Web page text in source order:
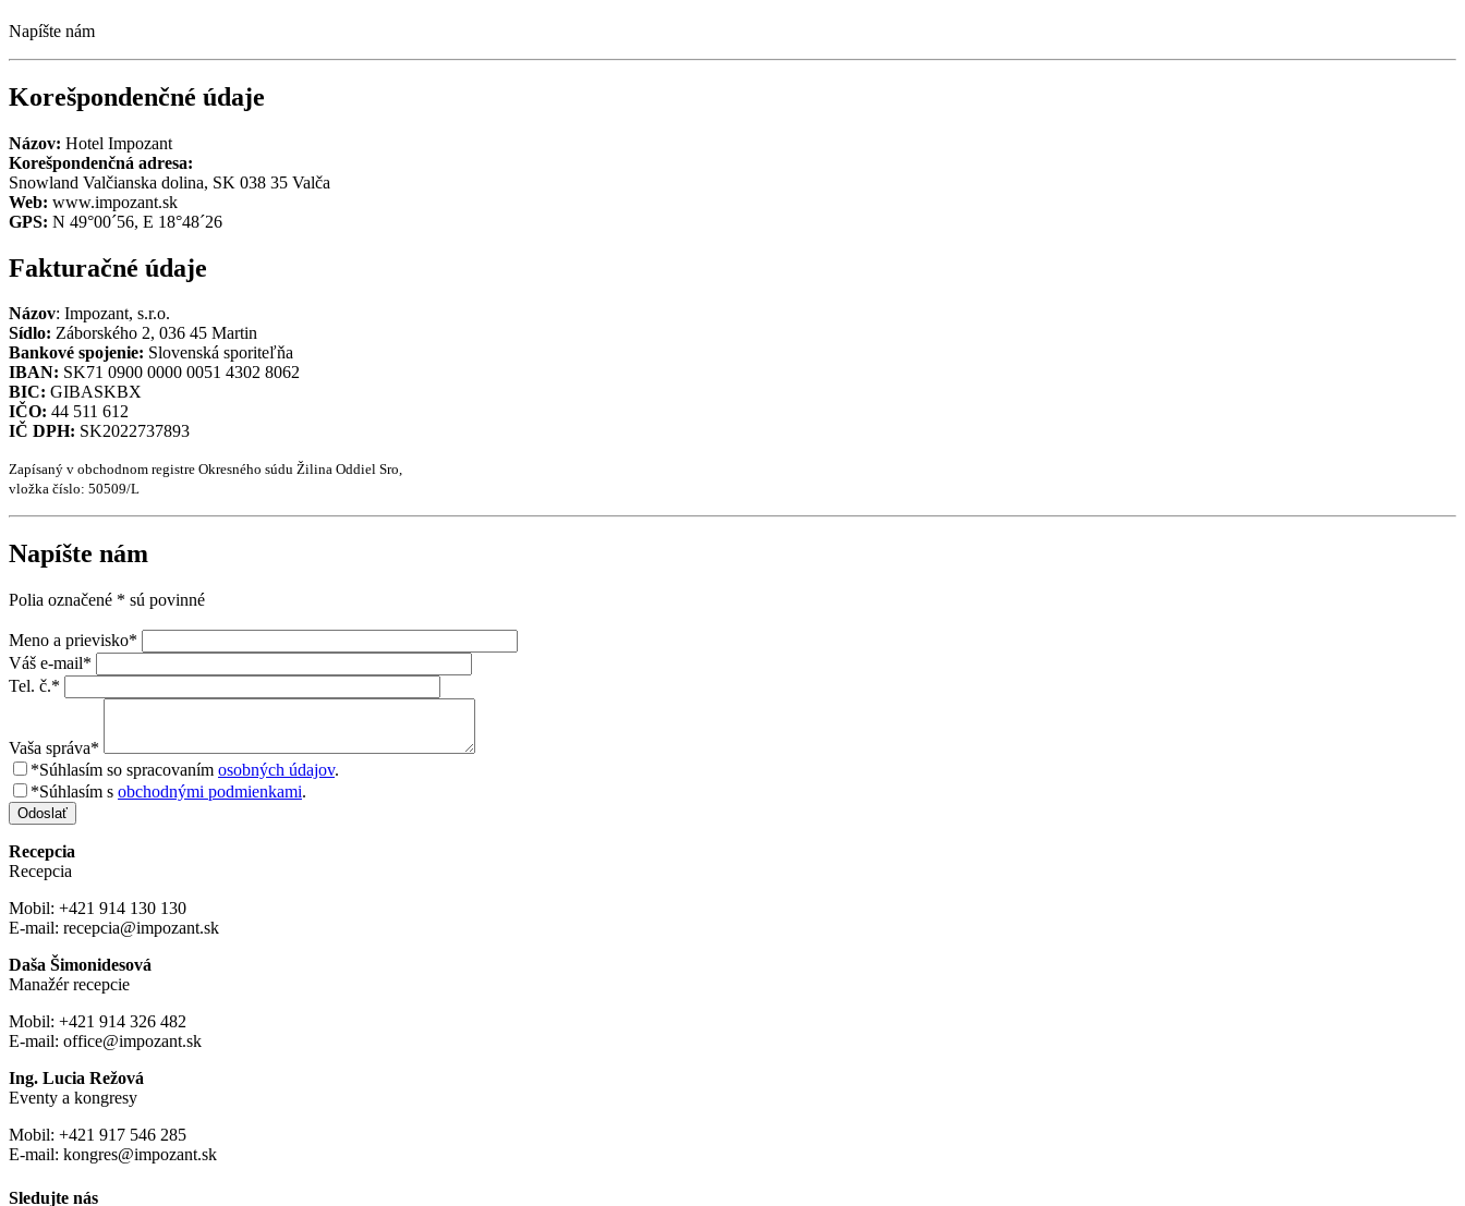
Napíšte nám
Korešpondenčné údaje
Názov: Hotel Impozant
Korešpondenčná adresa:
Snowland Valčianska dolina, SK 038 35 Valča
Web: www.impozant.sk
GPS: N 49°00´56, E 18°48´26
Fakturačné údaje
Názov: Impozant, s.r.o.
Sídlo: Záborského 2, 036 45 Martin
Bankové spojenie: Slovenská sporiteľňa
IBAN: SK71 0900 0000 0051 4302 8062
BIC: GIBASKBX
IČO: 44 511 612
IČ DPH: SK2022737893
Zapísaný v obchodnom registre Okresného súdu Žilina Oddiel Sro,
vložka číslo: 50509/L
Napíšte nám
Polia označené * sú povinné
Meno a prievisko*
Váš e-mail*
Tel. č.*
Vaša správa*
*Súhlasím so spracovaním osobných údajov.
*Súhlasím s obchodnými podmienkami.
Odoslať
Recepcia
Recepcia
Mobil: +421 914 130 130
E-mail: recepcia@impozant.sk
Daša Šimonidesová
Manažér recepcie
Mobil: +421 914 326 482
E-mail: office@impozant.sk
Ing. Lucia Režová
Eventy a kongresy
Mobil: +421 917 546 285
E-mail: kongres@impozant.sk
Sledujte nás